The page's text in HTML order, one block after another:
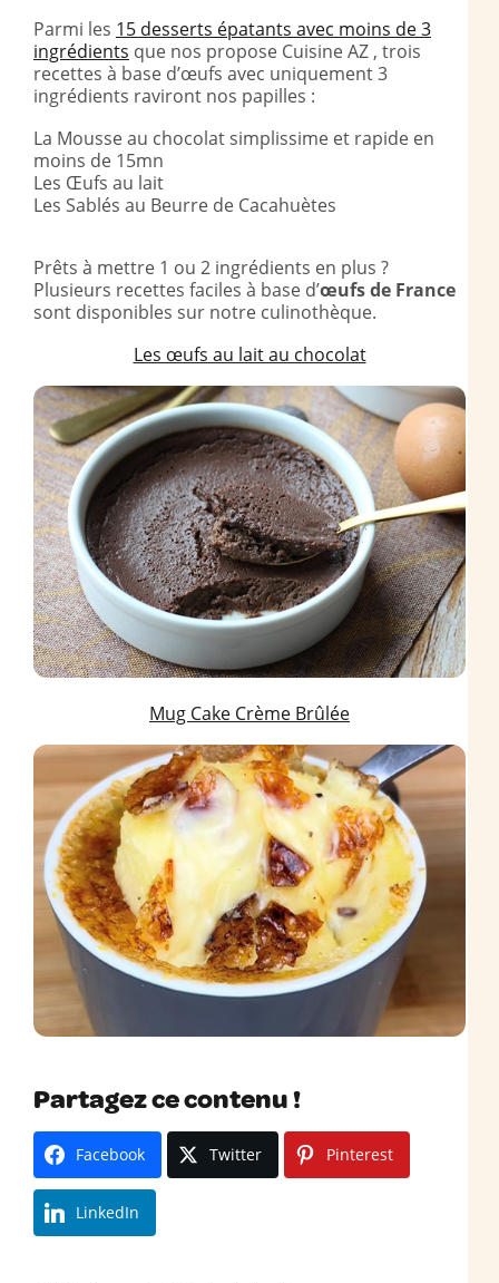
Parmi les 15 desserts épatants avec moins de 3
ingrédients que nos propose Cuisine AZ , trois
recettes à base d’œufs avec uniquement 3
ingrédients raviront nos papilles :
La Mousse au chocolat simplissime et rapide en
moins de 15mn
Les Œufs au lait
Les Sablés au Beurre de Cacahuètes
Prêts à mettre 1 ou 2 ingrédients en plus ?
Plusieurs recettes faciles à base d’œufs de France
sont disponibles sur notre culinothèque.
Les œufs au lait au chocolat
Mug Cake Crème Brûlée
Partagez ce contenu !
Facebook Twitter Pinterest
LinkedIn